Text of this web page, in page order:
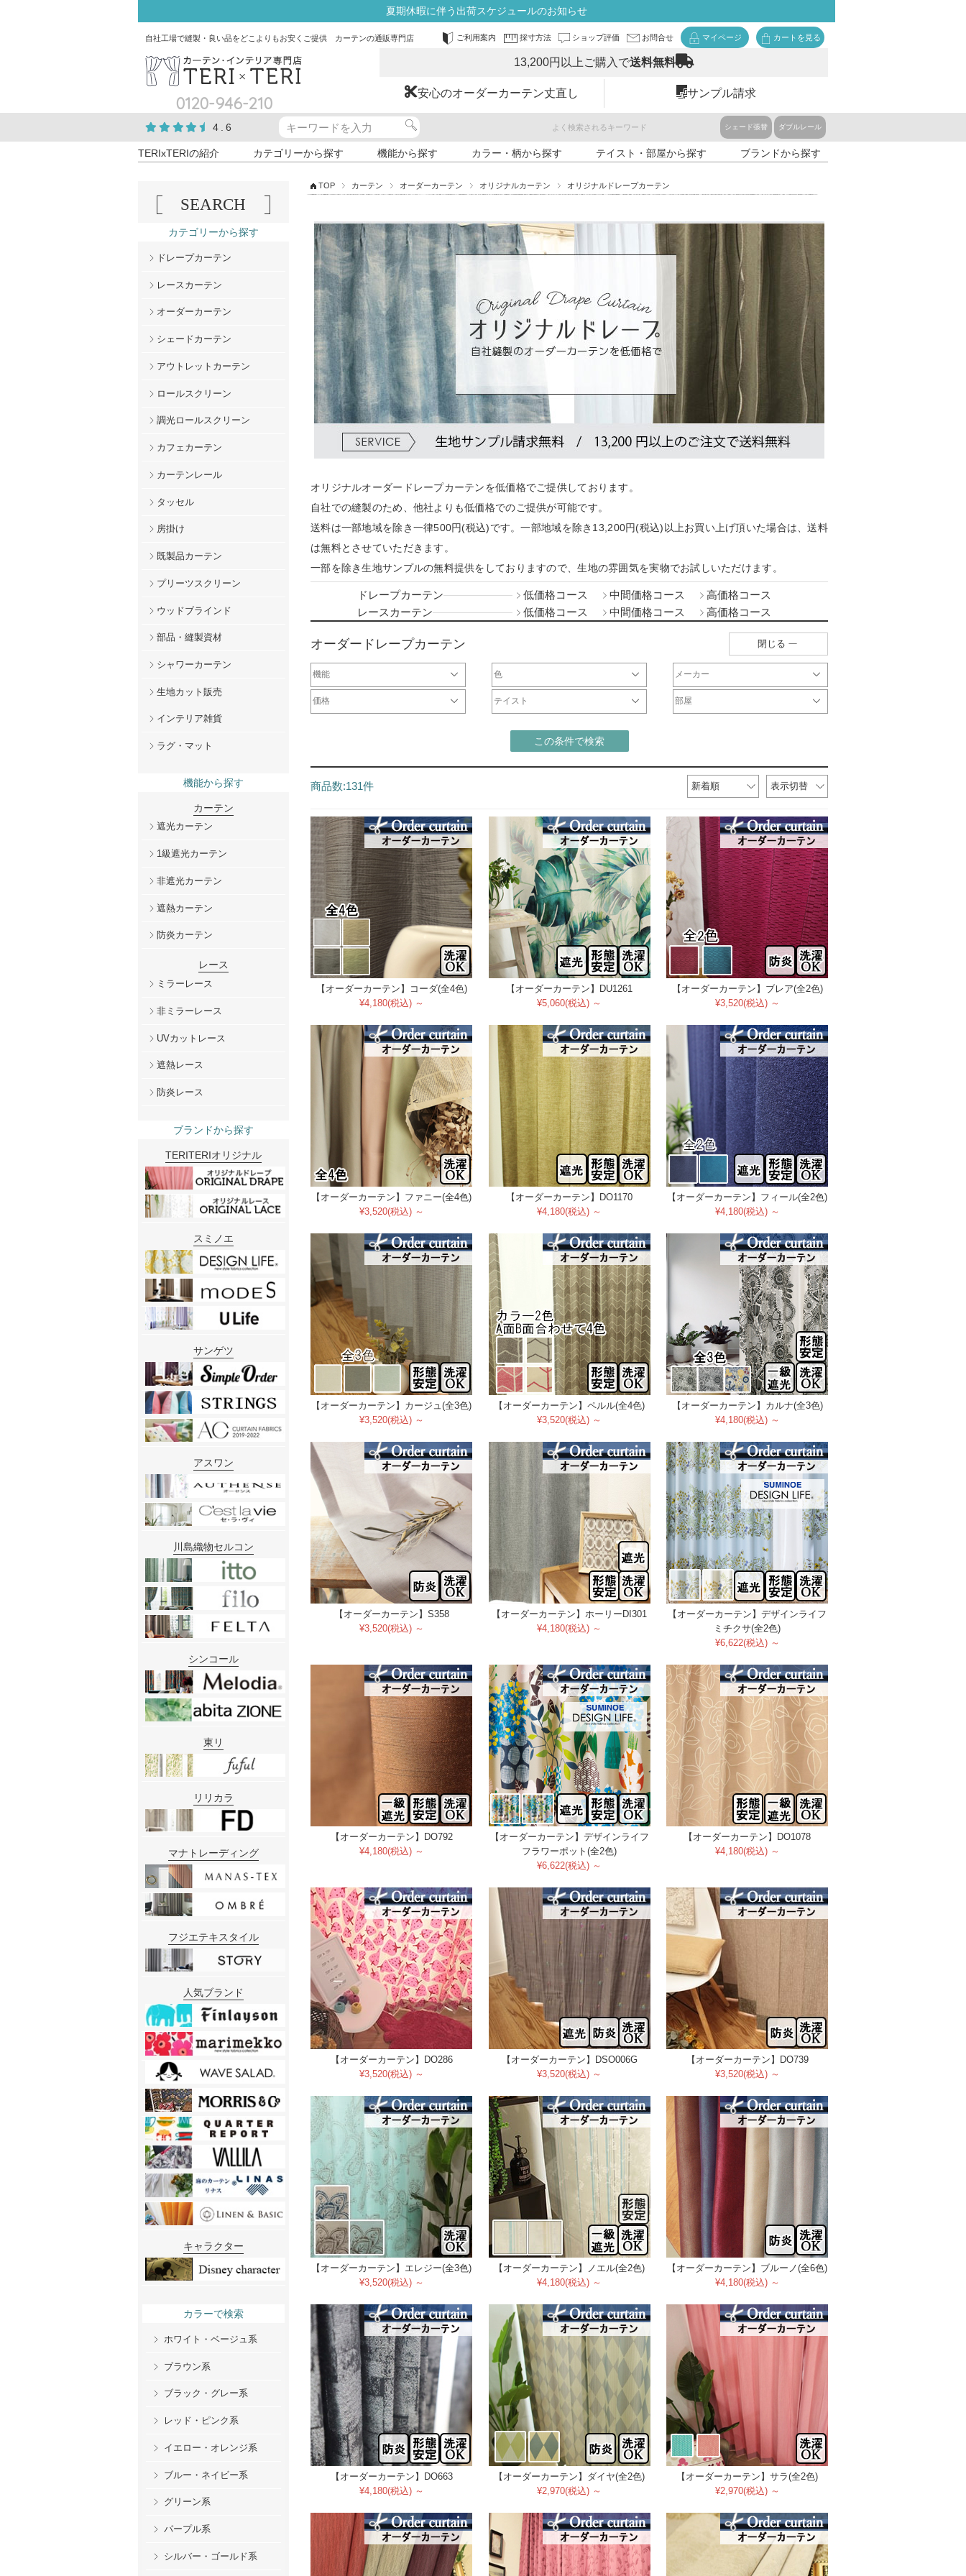
夏期休暇に伴う出荷スケジュールのお知らせ
自社工場で縫製・良い品をどこよりもお安くご提供 カーテンの通販専門店 ご利用案内 採寸方法 ショップ評価 お問合せ マイページ カートを見る
0120-946-210
13,200円以上ご購入で送料無料
安心のオーダーカーテン丈直し サンプル請求
4.6 よく検索されるキーワード シェード張替 ダブルレール
TERIxTERIの紹介 カテゴリーから探す 機能から探す カラー・柄から探す テイスト・部屋から探す ブランドから探す
TOP カーテン オーダーカーテン オリジナルカーテン オリジナルドレープカーテン
オリジナルオーダードレープカーテンを低価格でご提供しております。
自社での縫製のため、他社よりも低価格でのご提供が可能です。
送料は一部地域を除き一律500円(税込)です。一部地域を除き13,200円(税込)以上お買い上げ頂いた場合は、送料
は無料とさせていただきます。
一部を除き生地サンプルの無料提供をしておりますので、生地の雰囲気を実物でお試しいただけます。
ドレープカーテン 低価格コース 中間価格コース
高価格コース
レースカーテン
低価格コース 中間価格コース 高価格コース
オーダードレープカーテン 閉じる
機能
遮光カーテン
一級遮光カーテン
非遮光ドレープ
防炎カーテン
遮熱カーテン
ウォッシャブルカーテン
形状記憶カーテン
防音カーテン
天然素材
ミラーレース
非ミラーレース
UVカットレース
防炎レース
刺繍レース
防虫レース
断熱レース
光触媒レース
防音レース
遮熱レース
チュールレース
ドレープ
レース
色
ホワイト・ベージュ系
ブラウン系
ブラック・グレー系
レッド・ピンク系
イエロー系
ブルー・ネイビー系
パープル系
グリーン系
シルバー・ゴールド系
マルチ・その他カラー
メーカー
オリジナル
サンゲツ
ジブリ
ディズニー
DesignLife
Finlayson
plune
WaveSalad
WilliamMorris
マリメッコ
ULife
ムーミン
価格 テイスト 部屋
この条件で検索
商品数:131件 新着順 表示切替
【オーダーカーテン】コーダ(全4色)
¥4,180(税込) ～
【オーダーカーテン】DU1261
¥5,060(税込) ～
【オーダーカーテン】ブレア(全2色)
¥3,520(税込) ～
【オーダーカーテン】ファニー(全4色)
¥3,520(税込) ～
【オーダーカーテン】DO1170
¥4,180(税込) ～
【オーダーカーテン】フィール(全2色)
¥4,180(税込) ～
【オーダーカーテン】カージュ(全3色)
¥3,520(税込) ～
【オーダーカーテン】ペルル(全4色)
¥3,520(税込) ～
【オーダーカーテン】カルナ(全3色)
¥4,180(税込) ～
【オーダーカーテン】S358
¥3,520(税込) ～
【オーダーカーテン】ホーリーDI301
¥4,180(税込) ～
【オーダーカーテン】デザインライフ
ミチクサ(全2色)
¥6,622(税込) ～
【オーダーカーテン】DO792
¥4,180(税込) ～
【オーダーカーテン】デザインライフ
フラワーポット(全2色)
¥6,622(税込) ～
【オーダーカーテン】DO1078
¥4,180(税込) ～
【オーダーカーテン】DO286
¥3,520(税込) ～
【オーダーカーテン】DSO006G
¥3,520(税込) ～
【オーダーカーテン】DO739
¥3,520(税込) ～
【オーダーカーテン】エレジー(全3色)
¥3,520(税込) ～
【オーダーカーテン】ノエル(全2色)
¥4,180(税込) ～
【オーダーカーテン】ブルーノ(全6色)
¥4,180(税込) ～
【オーダーカーテン】DO663
¥4,180(税込) ～
【オーダーカーテン】ダイヤ(全2色)
¥2,970(税込) ～
【オーダーカーテン】サラ(全2色)
¥2,970(税込) ～
SEARCH
カテゴリーから探す
ドレープカーテン
レースカーテン
オーダーカーテン
シェードカーテン
アウトレットカーテン
ロールスクリーン
調光ロールスクリーン
カフェカーテン
カーテンレール
タッセル
房掛け
既製品カーテン
プリーツスクリーン
ウッドブラインド
部品・縫製資材
シャワーカーテン
生地カット販売
インテリア雑貨
ラグ・マット
機能から探す
カーテン
遮光カーテン
1級遮光カーテン
非遮光カーテン
遮熱カーテン
防炎カーテン
レース
ミラーレース
非ミラーレース
UVカットレース
遮熱レース
防炎レース
ブランドから探す
TERITERIオリジナル
スミノエ
サンゲツ
アスワン
川島織物セルコン
シンコール
東リ
リリカラ
マナトレーディング
フジエテキスタイル
人気ブランド
キャラクター
カラーで検索
ホワイト・ベージュ系
ブラウン系
ブラック・グレー系
レッド・ピンク系
イエロー・オレンジ系
ブルー・ネイビー系
グリーン系
パープル系
シルバー・ゴールド系